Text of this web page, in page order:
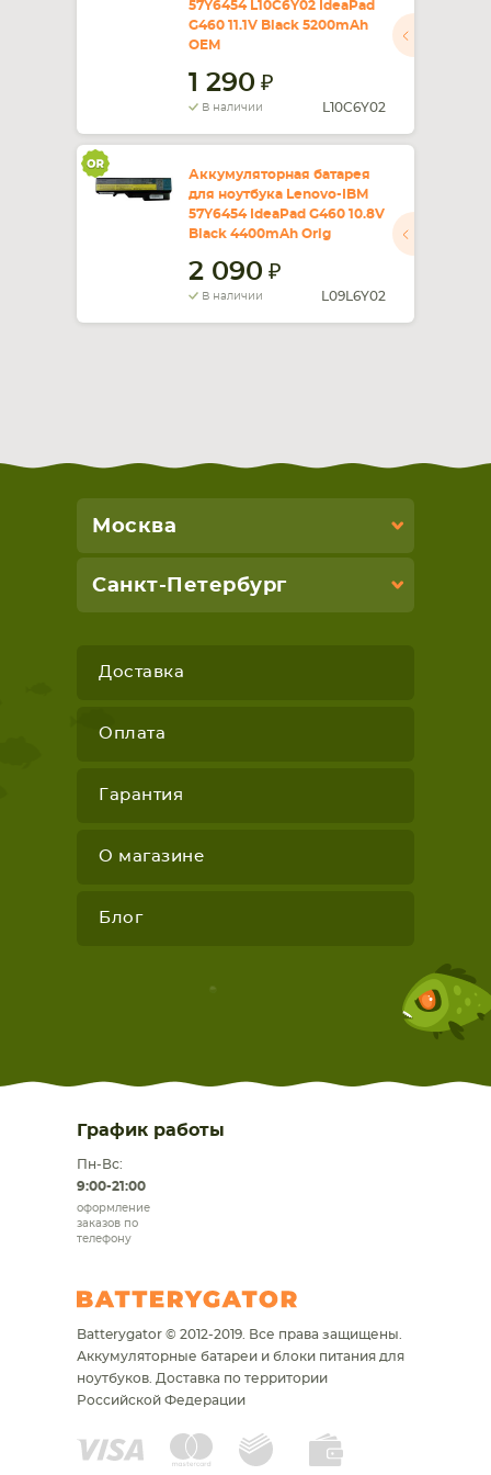
КОМПЛЕКТУЮЩИЕ
57Y6454 L10C6Y02 IdeaPad
G460 11.1V Black 5200mAh
OEM
1 290
В наличии L10C6Y02
Аккумуляторная батарея
для ноутбука Lenovo-IBM
57Y6454 IdeaPad G460 10.8V
Black 4400mAh Orig
2 090
В наличии L09L6Y02
Москва
Санкт-Петербург
Доставка
Оплата
Гарантия
О магазине
Блог
График работы
Пн-Вс:
9:00-21:00
оформление
заказов по
телефону
Batterygator © 2012-2019. Все права защищены.
Аккумуляторные батареи и блоки питания для
ноутбуков. Доставка по территории
Российской Федерации